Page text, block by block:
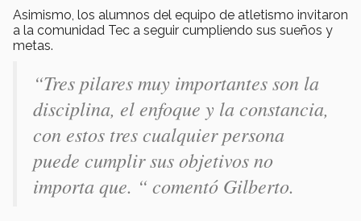
Asimismo, los alumnos del equipo de atletismo invitaron
a la comunidad Tec a seguir cumpliendo sus sueños y
metas.
“Tres pilares muy importantes son la
disciplina, el enfoque y la constancia,
con estos tres cualquier persona
puede cumplir sus objetivos no
importa que. “ comentó Gilberto.